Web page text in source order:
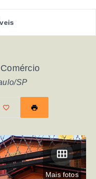
SP
Mais fotos